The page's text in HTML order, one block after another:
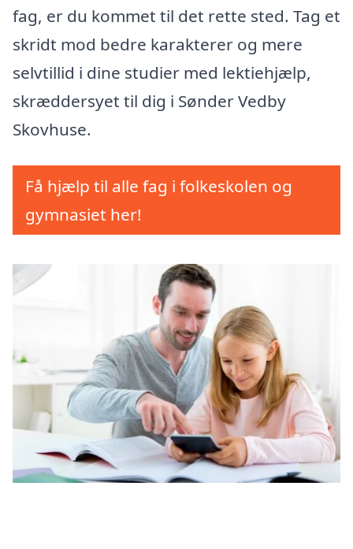
fag, er du kommet til det rette sted. Tag et
skridt mod bedre karakterer og mere
selvtillid i dine studier med lektiehjælp,
skræddersyet til dig i Sønder Vedby
Skovhuse.
Få hjælp til alle fag i folkeskolen og
gymnasiet her!